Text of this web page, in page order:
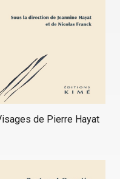
de Pierre Hayat